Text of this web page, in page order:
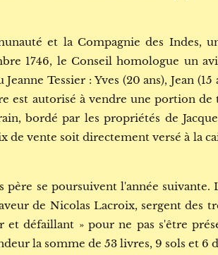
et la Compagnie des Indes,
1746, le Conseil homologue un
Tessier : Yves (20 ans), Jean (15
est autorisé à vendre une portion
bordé par les propriétés de
vente soit directement versé à la
se poursuivent l'année suivante.
de Nicolas Lacroix, sergent des
défaillant » pour ne pas s'être
la somme de 53 livres, 9 sols et 6